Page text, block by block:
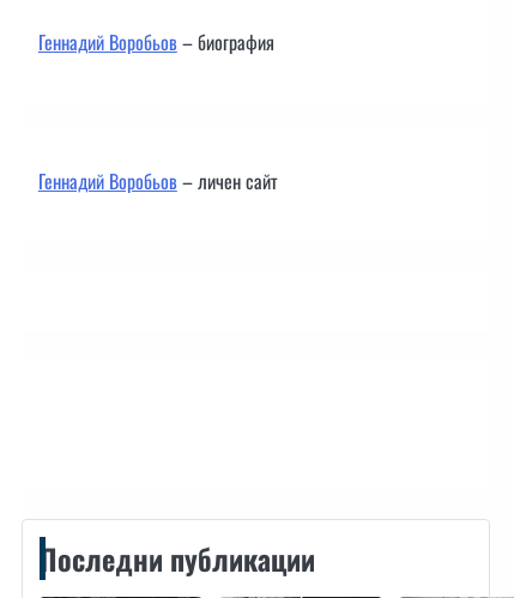
Геннадий Воробьов– биография
Геннадий Воробьов– личен сайт
Последни публикации